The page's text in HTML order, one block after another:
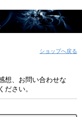
ショップへ戻る
想、お問い合わせな
ださい。